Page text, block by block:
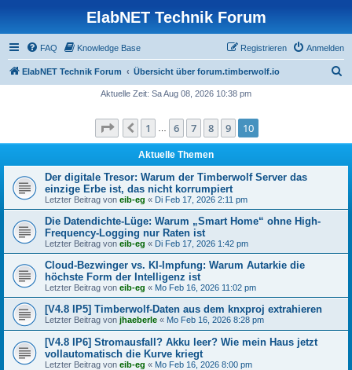
ElabNET Technik Forum
FAQ Knowledge Base Anmelden
Registrieren
ElabNET Technik Forum Übersicht über forum.timberwolf.io
e
Aktuelle Zeit: Sa Aug 08, 2026 10:38 pm
Seite 10 von10
Vorherige
1 6 7 8 9 10
Aktuelle Themen
Der digitale Tresor: Warum der Timberwolf Server das
einzige Erbe ist, das nicht korrumpiert
Letzter Beitrag von eib-eg « Di Feb 17, 2026 2:11 pm
Die Datendichte-Lüge: Warum „Smart Home“ ohne High-
Frequency-Logging nur Raten ist
Letzter Beitrag von eib-eg « Di Feb 17, 2026 1:42 pm
Cloud-Bezwinger vs. KI-Impfung: Warum Autarkie die
höchste Form der Intelligenz ist
Letzter Beitrag von eib-eg « Mo Feb 16, 2026 11:02 pm
[V4.8 IP5] Timberwolf-Daten aus dem knxproj extrahieren
Letzter Beitrag von jhaeberle « Mo Feb 16, 2026 8:28 pm
[V4.8 IP6] Stromausfall? Akku leer? Wie mein Haus jetzt
vollautomatisch die Kurve kriegt
Letzter Beitrag von eib-eg « Mo Feb 16, 2026 8:00 pm